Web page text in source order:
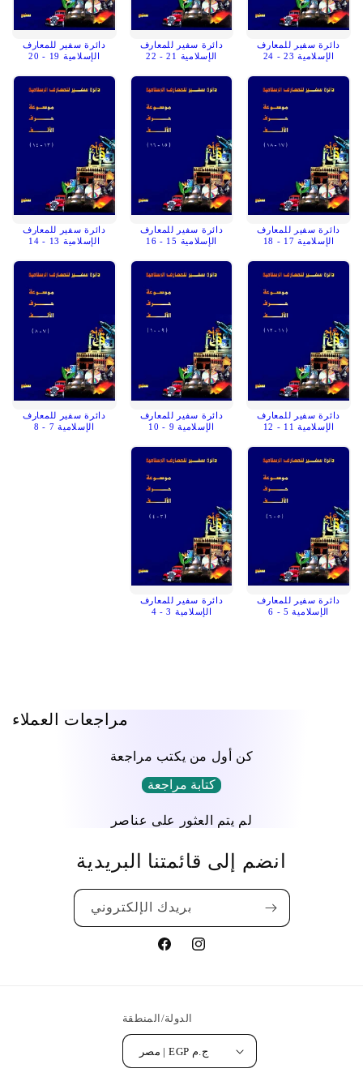
دائرة سفير للمعارف
الإسلامية 23 - 24
دائرة سفير للمعارف
الإسلامية 21 - 22
دائرة سفير للمعارف
الإسلامية 19 - 20
دائرة سفير للمعارف
الإسلامية 17 - 18
دائرة سفير للمعارف
الإسلامية 15 - 16
دائرة سفير للمعارف
الإسلامية 13 - 14
دائرة سفير للمعارف
الإسلامية 11 - 12
دائرة سفير للمعارف
الإسلامية 9 - 10
دائرة سفير للمعارف
الإسلامية 7 - 8
دائرة سفير للمعارف
الإسلامية 5 - 6
دائرة سفير للمعارف
الإسلامية 3 - 4
مراجعات العملاء
كن أول من يكتب مراجعة
كتابة مراجعة
لم يتم العثور على عناصر
انضم إلى قائمتنا البريدية
بريدك الإلكتروني
TranslationTranslation
الدولة/المنطقة
مصر | EGP ج.م